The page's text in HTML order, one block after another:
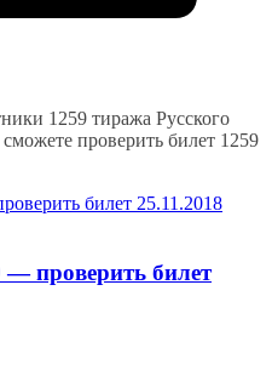
1259 тиража Русского
проверить билет 1259
— проверить билет